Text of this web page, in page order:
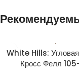
White Hills:
Кросс Фелл